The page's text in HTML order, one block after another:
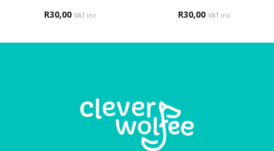
R30,00 VAT inc R30,00 VAT inc